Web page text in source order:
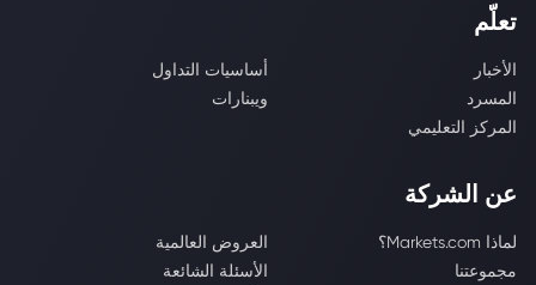
تعلّم
الأخبار
أساسيات التداول
المسرد
ويبنارات
المركز التعليمي
عن الشركة
لماذا Markets.com؟
العروض العالمية
مجموعتنا
الأسئلة الشائعة